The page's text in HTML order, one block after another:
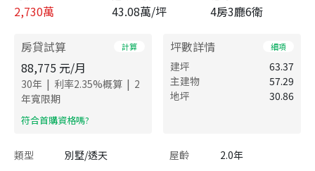
2,730萬 43.08萬/坪 4房3廳6衛
房貸試算 計算
88,775 元/月
30年 | 利率2.35%概算 | 2
年寬限期
​符合首購資格嗎?
坪數詳情 細項
建坪
63.37
主建物
57.29
地坪
30.86
類型 別墅/透天 屋齡
2.0年